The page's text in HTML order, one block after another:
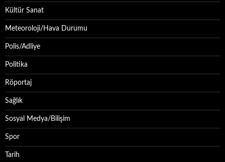
Kültür Sanat
Meteoroloji/Hava Durumu
Polis/Adliye
Politika
Röportaj
Sağlık
Sosyal Medya/Bilişim
Spor
Tarih